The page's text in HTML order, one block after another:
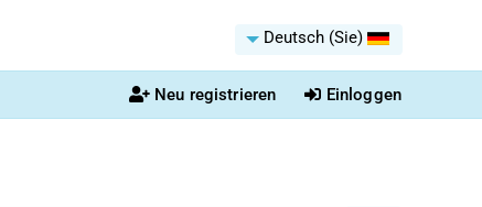
Deutsch (Sie)
Neu registrieren Einloggen